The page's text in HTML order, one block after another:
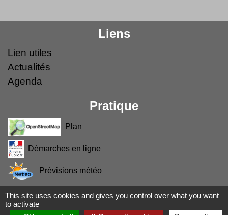
Liens
Lien utiles
Actualités
Agenda
Pratique
Plan
Démarches en ligne
Prévisions météo
Mentions légales - Politique de confidentialité -
This site uses cookies and gives you control over what you want
to activate